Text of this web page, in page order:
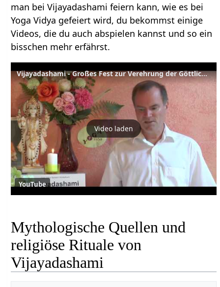
man bei Vijayadashami feiern kann, wie es bei
Yoga Vidya gefeiert wird, du bekommst einige
Videos, die du auch abspielen kannst und so ein
bisschen mehr erfährst.
Vijayadashami - Großes Fest zur Verehrung der Göttlichen Mutter - Sanskrit Wörterbuch
Video laden
YouTube
Mythologische Quellen und
religiöse Rituale von
Vijayadashami